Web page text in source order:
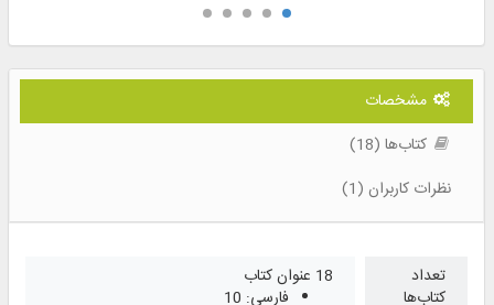
مشخصات
کتاب‌ها (18)
نظرات کاربران (1)
تعداد
کتاب‌ها
18 عنوان کتاب
فارسی: 10